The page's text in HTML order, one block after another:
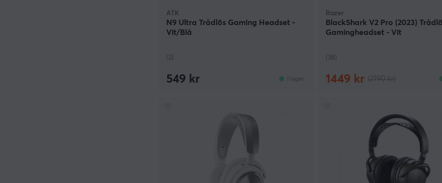
ATK
N9 Ultra Trådlös Gaming Headset -
Vit/Blå
(2)
549 kr I lager
Razer
BlackShark V2 Pro (2023)
Gamingheadset - Vit
(38)
1449 kr